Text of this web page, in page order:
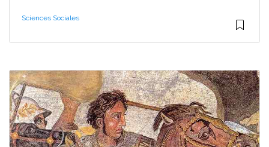
Sciences Sociales